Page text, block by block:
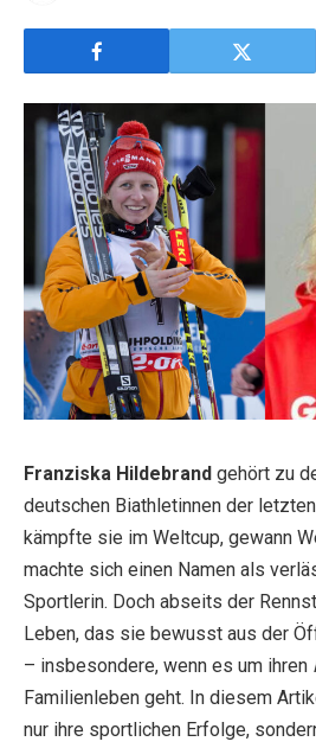
Franziska Hildebrand gehört zu
deutschen Biathletinnen der
kämpfte sie im Weltcup, gewann
machte sich einen Namen als
Sportlerin. Doch abseits der
Leben, das sie bewusst aus der
– insbesondere, wenn es um ihren
Familienleben geht. In diesem
nur ihre sportlichen Erfolge,